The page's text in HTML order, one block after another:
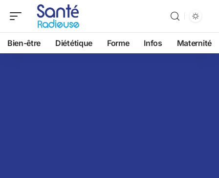
Bien-être Diététique Forme Infos Maternité